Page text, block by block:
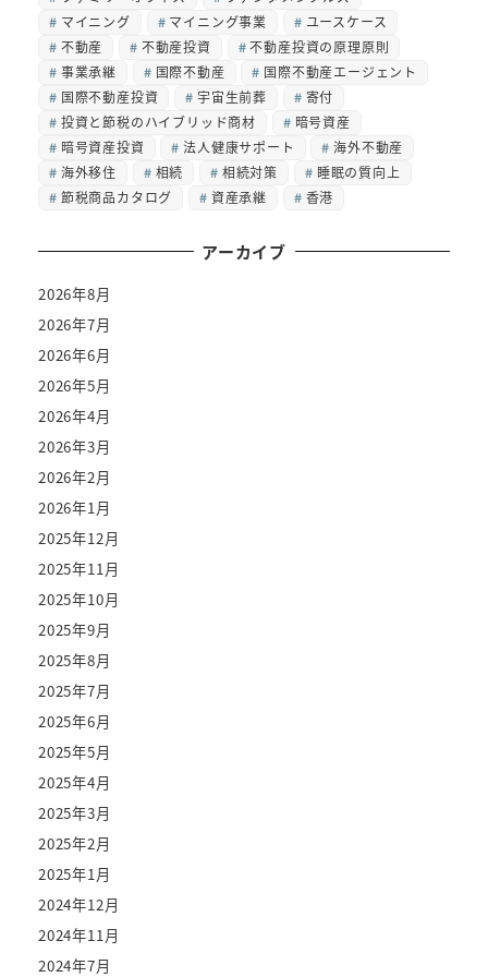
マイニング
マイニング事業
ユースケース
不動産
不動産投資
不動産投資の原理原則
事業承継
国際不動産
国際不動産エージェント
国際不動産投資
宇宙生前葬
寄付
投資と節税のハイブリッド商材
暗号資産
暗号資産投資
法人健康サポート
海外不動産
海外移住
相続 相続対策
睡眠の質向上
節税商品カタログ
資産承継 香港
アーカイブ
2026年8月
2026年7月
2026年6月
2026年5月
2026年4月
2026年3月
2026年2月
2026年1月
2025年12月
2025年11月
2025年10月
2025年9月
2025年8月
2025年7月
2025年6月
2025年5月
2025年4月
2025年3月
2025年2月
2025年1月
2024年12月
2024年11月
2024年7月